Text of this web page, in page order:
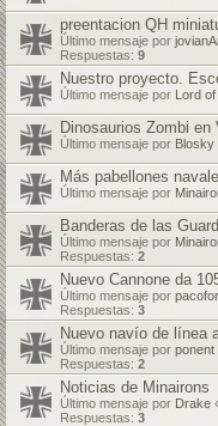
preentacion QH
Último mensaje por
Respuestas: 9
Nuestro proyecto.
Último mensaje por Lord
Dinosaurios Zombi en
Último mensaje por Blosky
Más pabellones
Último mensaje por
Banderas de las
Último mensaje por
Respuestas: 2
Nuevo Cannone da
Último mensaje por
Respuestas: 3
Nuevo navío de línea
Último mensaje por ponent
Respuestas: 2
Noticias de Minairons
Último mensaje por Drake
Respuestas: 3